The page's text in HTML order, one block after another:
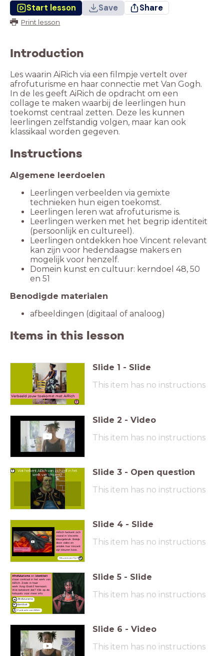
Start lesson Save Share
Print lesson
Introduction
Les waarin AiRich via een filmpje vertelt over
afrofuturisme en haar connectie met Van Gogh.
In de les geeft AiRich de opdracht om een
collage te maken waarbij de leerlingen hun
toekomst centraal zetten. Deze les kunnen
leerlingen zelfstandig volgen, maar kan ook
klassikaal worden gegeven.
Instructions
Leerlingen verbeelden via gemixte
technieken hun eigen toekomst.
Leerlingen leren wat afrofuturisme is.
Leerlingen werken met het begrip identiteit
(persoonlijk en cultureel).
Leerlingen ontdekken hoe Vincent relevant
kan zijn voor hedendaagse makers en
mogelijk voor henzelf.
Domein kunst en cultuur: kerndoel 48, 50
en 51
Benodigde materialen
afbeeldingen (digitaal of analoog)
Items in this lesson
Verbeeld jouw toekomst met AiRich
Slide 1 - Slide
This item has no instructions
Slide 2 - Video
This item has no instructions
Wat herkent AiRich van zichzelf in het
werk van Vincent?
Slide 3 - Open question
This item has no instructions
AiRich herkent zich
vooral in Vincents
kleurgebruik. Bekijk
deze video en
ontdek hoe Vincent
zijn kleuren koos.
Muziek niet fijn?
Slide 4 - Slide
This item has no instructions
Afrofuturismeen identiteit
staan centraal in het werk van
AiRich. Zoals in haar
werk Yung Gods5hiernaast.
Wat betekent dat? Klik op de
hotspots voor meer info.
Afrofuturisme
Identiteit
Opdracht van AiRich
Slide 5 - Slide
This item has no instructions
Slide 6 - Video
This item has no instructions